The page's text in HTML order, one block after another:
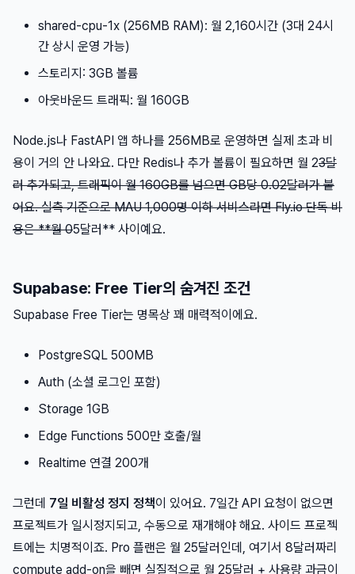
shared-cpu-1x (256MB RAM): 월 2,160시간 (3대 24시
간 상시 운영 가능)
스토리지: 3GB 볼륨
아웃바운드 트래픽: 월 160GB
Node.js나 FastAPI 앱 하나를 256MB로 운영하면 실제 초과 비
용이 거의 안 나와요. 다만 Redis나 추가 볼륨이 필요하면 월 23달
러 추가되고, 트래픽이 월 160GB를 넘으면 GB당 0.02달러가 붙
어요. 실측 기준으로 MAU 1,000명 이하 서비스라면 Fly.io 단독 비
용은 **월 05달러** 사이예요.
Supabase: Free Tier의 숨겨진 조건
Supabase Free Tier는 명목상 꽤 매력적이에요.
PostgreSQL 500MB
Auth (소셜 로그인 포함)
Storage 1GB
Edge Functions 500만 호출/월
Realtime 연결 200개
그런데 7일 비활성 정지 정책이 있어요. 7일간 API 요청이 없으면
프로젝트가 일시정지되고, 수동으로 재개해야 해요. 사이드 프로젝
트에는 치명적이죠. Pro 플랜은 월 25달러인데, 여기서 8달러짜리
compute add-on을 빼면 실질적으로 월 25달러 + 사용량 과금이